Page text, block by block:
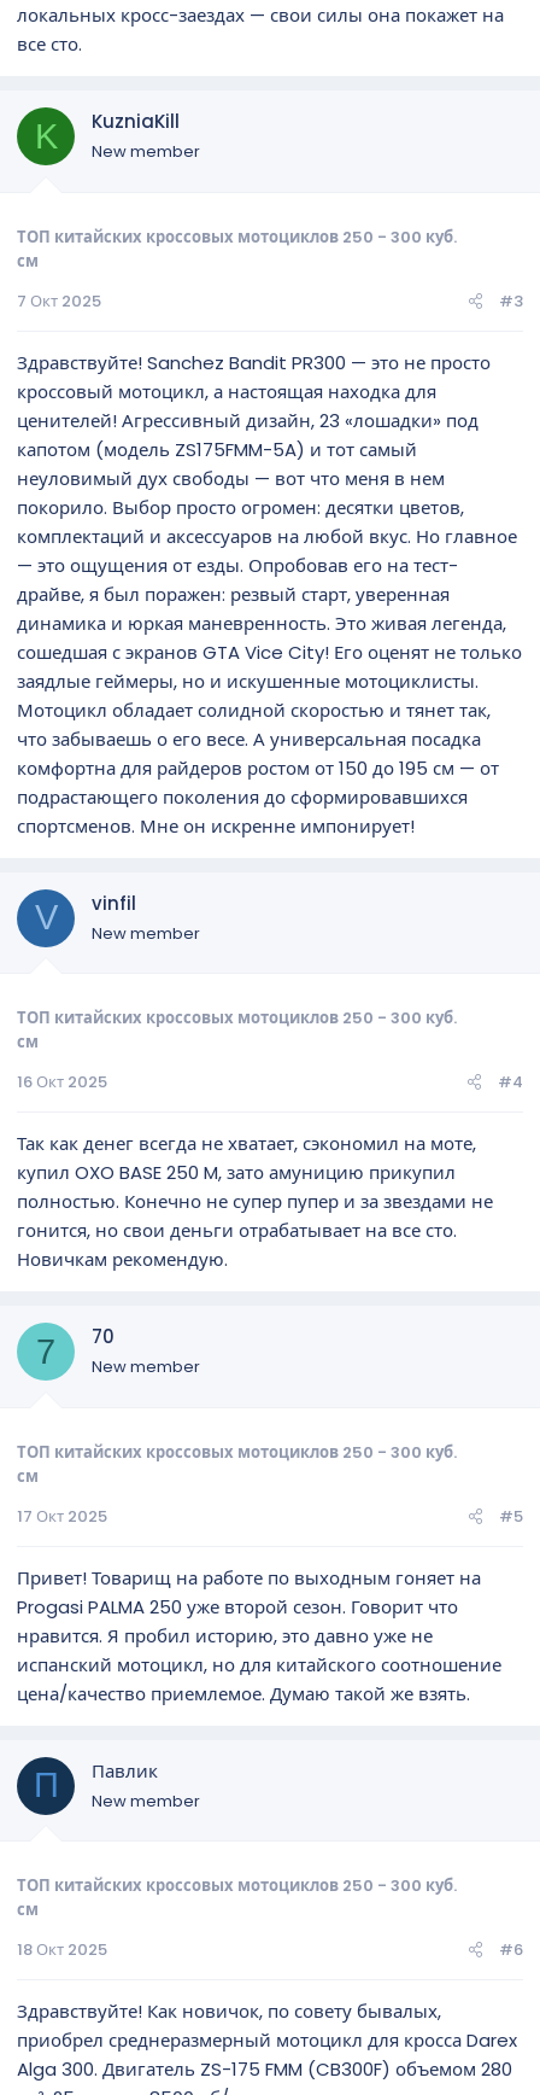
локальных кросс-заездах — свои силы она покажет на
все сто.
K KuzniaKill
New member
ТОП китайских кроссовых мотоциклов 250 - 300 куб.
см
7 Окт 2025
#3
Здравствуйте! Sanchez Bandit PR300 — это не просто
кроссовый мотоцикл, а настоящая находка для
ценителей! Агрессивный дизайн, 23 «лошадки» под
капотом (модель ZS175FMM-5A) и тот самый
неуловимый дух свободы — вот что меня в нем
покорило. Выбор просто огромен: десятки цветов,
комплектаций и аксессуаров на любой вкус. Но главное
— это ощущения от езды. Опробовав его на тест-
драйве, я был поражен: резвый старт, уверенная
динамика и юркая маневренность. Это живая легенда,
сошедшая с экранов GTA Vice City! Его оценят не только
заядлые геймеры, но и искушенные мотоциклисты.
Мотоцикл обладает солидной скоростью и тянет так,
что забываешь о его весе. А универсальная посадка
комфортна для райдеров ростом от 150 до 195 см — от
подрастающего поколения до сформировавшихся
спортсменов. Мне он искренне импонирует!
V vinfil
New member
ТОП китайских кроссовых мотоциклов 250 - 300 куб.
см
16 Окт 2025
#4
Так как денег всегда не хватает, сэкономил на моте,
купил OXO BASE 250 M, зато амуницию прикупил
полностью. Конечно не супер пупер и за звездами не
гонится, но свои деньги отрабатывает на все сто.
Новичкам рекомендую.
7 70
New member
ТОП китайских кроссовых мотоциклов 250 - 300 куб.
см
17 Окт 2025
#5
Привет! Товарищ на работе по выходным гоняет на
Progasi PALMA 250 уже второй сезон. Говорит что
нравится. Я пробил историю, это давно уже не
испанский мотоцикл, но для китайского соотношение
цена/качество приемлемое. Думаю такой же взять.
П Павлик
New member
ТОП китайских кроссовых мотоциклов 250 - 300 куб.
см
18 Окт 2025
#6
Здравствуйте! Как новичок, по совету бывалых,
приобрел среднеразмерный мотоцикл для кросса Darex
Alga 300. Двигатель ZS-175 FMM (CB300F) объемом 280